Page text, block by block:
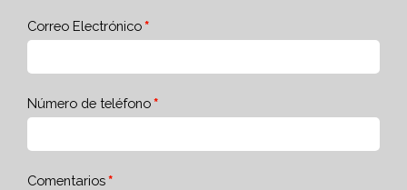
Correo Electrónico
Número de teléfono
Comentarios